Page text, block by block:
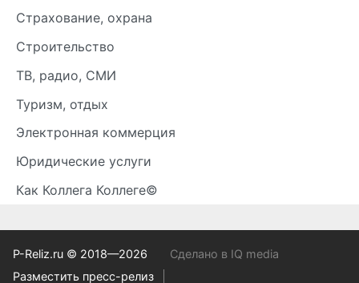
Страхование, охрана
Строительство
ТВ, радио, СМИ
Туризм, отдых
Электронная коммерция
Юридические услуги
Как Коллега Коллеге©
P-Reliz.ru © 2018—2026
Сделано в IQ media
Разместить пресс-релиз